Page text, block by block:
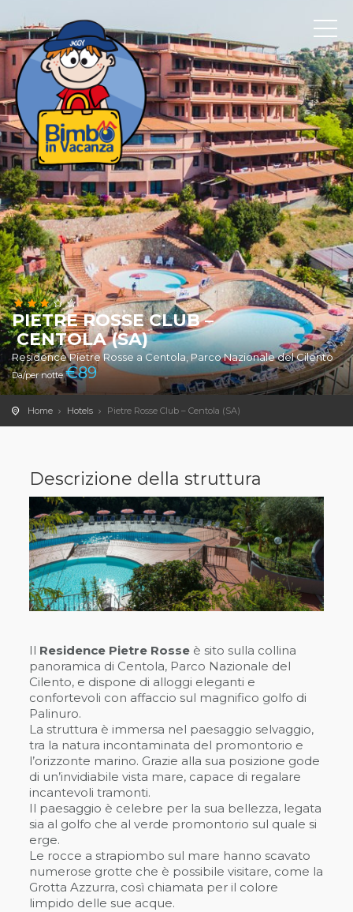
PIETRE ROSSE CLUB –
CENTOLA (SA)
Residence Pietre Rosse a Centola, Parco Nazionale del Cilento
Da/per notte€89
Home Hotels Pietre Rosse Club – Centola (SA)
Descrizione della struttura
Il Residence Pietre Rosse è sito sulla collina
panoramica di Centola, Parco Nazionale del
Cilento, e dispone di alloggi eleganti e
confortevoli con affaccio sul magnifico golfo di
Palinuro.
La struttura è immersa nel paesaggio selvaggio,
tra la natura incontaminata del promontorio e
l’orizzonte marino. Grazie alla sua posizione gode
di un’invidiabile vista mare, capace di regalare
incantevoli tramonti.
Il paesaggio è celebre per la sua bellezza, legata
sia al golfo che al verde promontorio sul quale si
erge.
Le rocce a strapiombo sul mare hanno scavato
numerose grotte che è possibile visitare, come la
Grotta Azzurra, così chiamata per il colore
limpido delle sue acque.